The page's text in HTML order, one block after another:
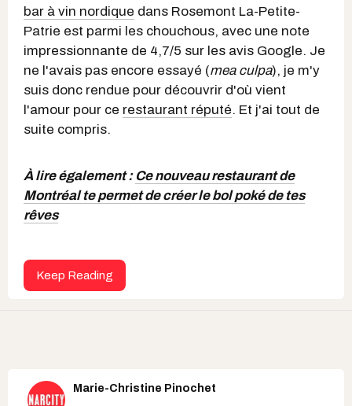
bar à vin nordique dans Rosemont La-Petite-
Patrie est parmi les chouchous, avec une note
impressionnante de 4,7/5 sur les avis Google. Je
ne l'avais pas encore essayé (mea culpa), je m'y
suis donc rendue pour découvrir d'où vient
l'amour pour ce restaurant réputé. Et j'ai tout de
suite compris.
À lire également : Ce nouveau restaurant de
Montréal te permet de créer le bol poké de tes
rêves
Keep Reading
Marie-Christine Pinochet